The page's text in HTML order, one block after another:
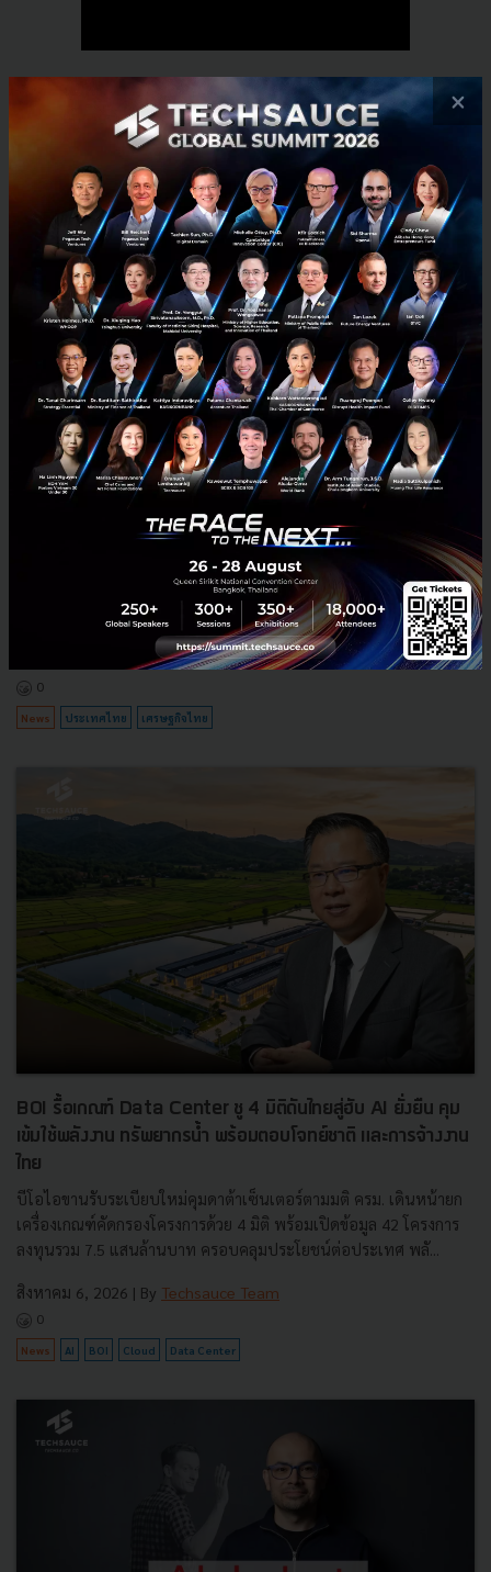
RELATED ARTICLE
3 เรื่องที่ประเทศไทยต้อง Focus สร้างคน–นวัตกรรม–ปฏิรูป
ระบบราชการ เพื่อยกระดับขีดความสามารถประเทศ
นายอนุทิน ชาญวีรกูล นายกรัฐมนตรีและรัฐมนตรีว่าการกระทรวง
มหาดไทย กล่าวปาฐกถาพิเศษในหัวข้อ “ฝ่าวิกฤติ รับมือระเบียบโลก
ใหม่” ในงาน The INTANIA Forum...
| ByTechsauce Team
0
News ประเทศไทย เศรษฐกิจไทย
BOI รื้อเกณฑ์ Data Center ชู 4 มิติดันไทยสู่ฮับ AI ยั่งยืน คุม
เข้มใช้พลังงาน ทรัพยากรน้ำ พร้อมตอบโจทย์ชาติ และการจ้างงาน
ไทย
บีโอไอขานรับระเบียบใหม่คุมดาต้าเซ็นเตอร์ตามมติ ครม. เดินหน้ายก
เครื่องเกณฑ์คัดกรองโครงการด้วย 4 มิติ พร้อมเปิดข้อมูล 42 โครงการ
ลงทุนรวม 7.5 แสนล้านบาท ครอบคลุมประโยชน์ต่อประเทศ พลั...
สิงหาคม 6, 2026 | By Techsauce Team
0
News AI BOI Cloud Data Center
×